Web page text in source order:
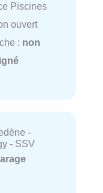
Piscines
ouvert
: non
-
- SSV